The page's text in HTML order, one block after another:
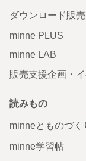
ダウンロード販売
minne PLUS
minne LAB
販売支援企画・イ
読みもの
minneとものづく
minne学習帖